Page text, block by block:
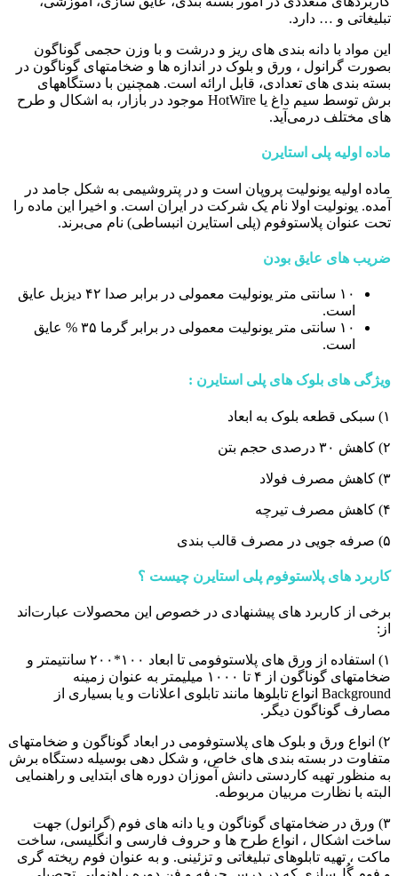
تبلیغاتی و … دارد.
این مواد با دانه بندی های ریز و درشت و با وزن حجمی گوناگون
بصورت گرانول ، ورق و بلوک در اندازه ها و ضخامتهای گوناگون در
بسته بندی های تعدادی، قابل ارائه است. همچنین با دستگاههای
برش توسط سیم داغ یا HotWire موجود در بازار، به اشکال و طرح
های مختلف درمی‌آید.
ماده اولیه پلی استایرن
ماده اولیه یونولیت پروپان است و در پتروشیمی به شکل جامد در
آمده. یونولیت اولا نام یک شرکت در ایران است. و اخیرا این ماده را
تحت عنوان پلاستوفوم (پلی استایرن انبساطی) نام می‌برند.
ضریب های عایق بودن
۱۰ سانتی متر یونولیت معمولی در برابر صدا ۴۲ دیزبل عایق
است.
۱۰ سانتی متر یونولیت معمولی در برابر گرما ۳۵ % عایق
است.
ویژگی های بلوک های پلی استایرن :
۱) سبکی قطعه بلوک به ابعاد
۲) کاهش ۳۰ درصدی حجم بتن
۳) کاهش مصرف فولاد
۴) کاهش مصرف تیرچه
۵) صرفه جویی در مصرف قالب بندی
کاربرد های پلاستوفوم پلی استایرن چیست ؟
برخی از کاربرد های پیشنهادی در خصوص این محصولات عبارت‌اند
از:
۱) استفاده از ورق های پلاستوفومی تا ابعاد ۱۰۰*۲۰۰ سانتیمتر و
ضخامتهای گوناگون از ۴ تا ۱۰۰۰ میلیمتر به عنوان زمینه
Background انواع تابلوها مانند تابلوی اعلانات و یا بسیاری از
مصارف گوناگون دیگر.
۲) انواع ورق و بلوک های پلاستوفومی در ابعاد گوناگون و ضخامتهای
متفاوت در بسته بندی های خاص، و شکل دهی بوسیله دستگاه برش
به منظور تهیه کاردستی دانش آموزان دوره های ابتدایی و راهنمایی
البته با نظارت مربیان مربوطه.
۳) ورق در ضخامتهای گوناگون و یا دانه های فوم (گرانول) جهت
ساخت اشکال ، انواع طرح ها و حروف فارسی و انگلیسی، ساخت
ماکت ، تهیه تابلوهای تبلیغاتی و تزئینی. و به عنوان فوم ریخته گری